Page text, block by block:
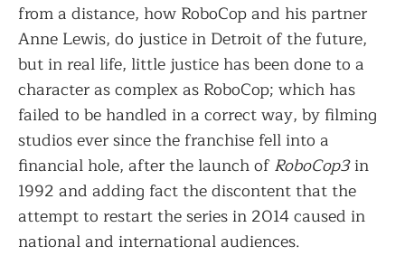
from a distance, how RoboCop and his partner
Anne Lewis, do justice in Detroit of the future,
but in real life, little justice has been done to a
character as complex as RoboCop; which has
failed to be handled in a correct way, by filming
studios ever since the franchise fell into a
financial hole, after the launch ofRoboCop3in
1992 and adding fact the discontent that the
attempt to restart the series in 2014 caused in
national and international audiences.